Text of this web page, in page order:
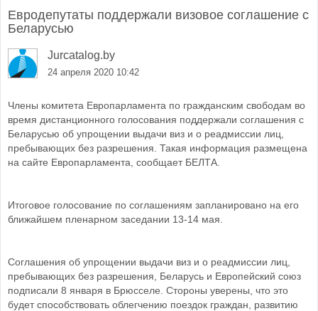
Евродепутаты поддержали визовое соглашение с
Беларусью
Jurcatalog.by
24 апреля 2020 10:42
Члены комитета Европарламента по гражданским свободам во
время дистанционного голосования поддержали соглашения с
Беларусью об упрощении выдачи виз и о реадмиссии лиц,
пребывающих без разрешения. Такая информация размещена
на сайте Европарламента, сообщает БЕЛТА.
Итоговое голосование по соглашениям запланировано на его
ближайшем пленарном заседании 13-14 мая.
Соглашения об упрощении выдачи виз и о реадмиссии лиц,
пребывающих без разрешения, Беларусь и Европейский союз
подписали 8 января в Брюсселе. Стороны уверены, что это
будет способствовать облегчению поездок граждан, развитию